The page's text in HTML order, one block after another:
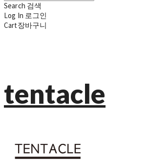
Search 검색
Log In 로그인
Cart장바구니
tentacle